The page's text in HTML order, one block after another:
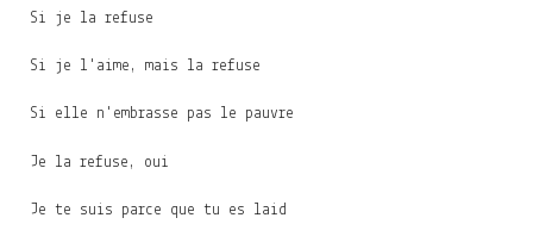
Si je la refuse
Si je l'aime, mais la refuse
Si elle n'embrasse pas le pauvre
Je la refuse, oui
Je te suis parce que tu es laid